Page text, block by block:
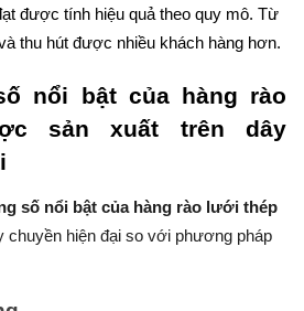
được tính hiệu quả theo quy mô. Từ
thu hút được nhiều khách hàng hơn.
nổi bật của hàng rào
sản xuất trên dây
số nổi bật của hàng rào lưới thép
chuyền hiện đại so với phương pháp